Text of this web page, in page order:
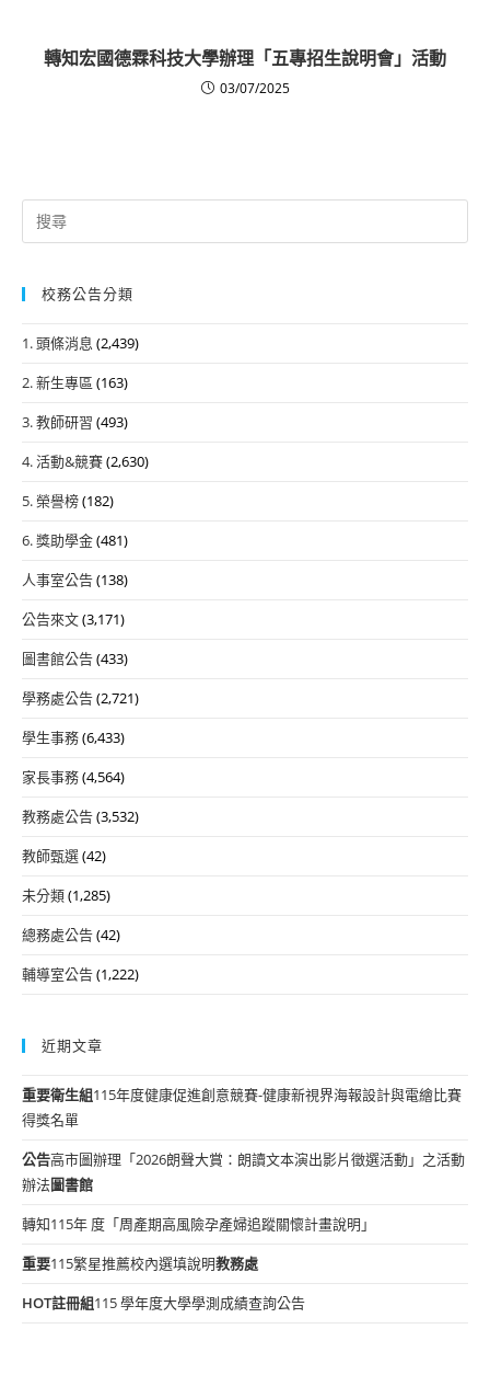
轉知宏國德霖科技大學辦理「五專招生說明會」活動
03/07/2025
Search
for:
校務公告分類
1. 頭條消息 (2,439)
2. 新生專區 (163)
3. 教師研習 (493)
4. 活動&競賽(2,630)
5. 榮譽榜(182)
6. 獎助學金(481)
人事室公告(138)
公告來文(3,171)
圖書館公告(433)
學務處公告(2,721)
學生事務(6,433)
家長事務(4,564)
教務處公告(3,532)
教師甄選(42)
未分類(1,285)
總務處公告(42)
輔導室公告(1,222)
近期文章
重要衛生組115年度健康促進創意競賽-健康新視界海報設計與電繪比賽
得獎名單
公告高市圖辦理「2026朗聲大賞：朗讀文本演出影片徵選活動」之活動
辦法圖書館
轉知115年 度「周產期高風險孕產婦追蹤關懷計畫說明」
重要115繁星推薦校內選填說明教務處
HOT註冊組115 學年度大學學測成績查詢公告